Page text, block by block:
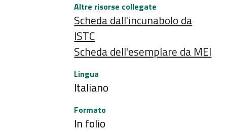
Altre risorse collegate
Scheda dall'incunabolo da
ISTC
Scheda dell'esemplare da MEI
Lingua
Italiano
Formato
In folio